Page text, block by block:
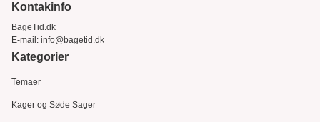
Kontakinfo
BageTid.dk
E-mail: info@bagetid.dk
Kategorier
Temaer
Kager og Søde Sager